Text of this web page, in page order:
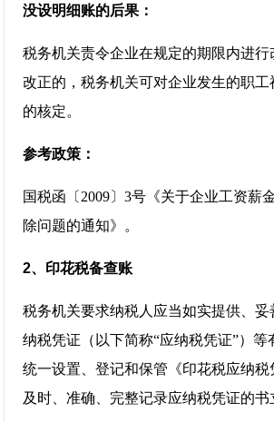
没设明细账的后果：
税务机关责令企业在规定的期限内进行
改正的，税务机关可对企业发生的职工
的核定。
参考政策：
国税函〔2009〕3号《关于企业工资薪
除问题的通知》。
2、印花税备查账
税务机关要求纳税人应当如实提供、妥
纳税凭证（以下简称“应纳税凭证”）等
统一设置、登记和保管《印花税应纳税
及时、准确、完整记录应纳税凭证的书